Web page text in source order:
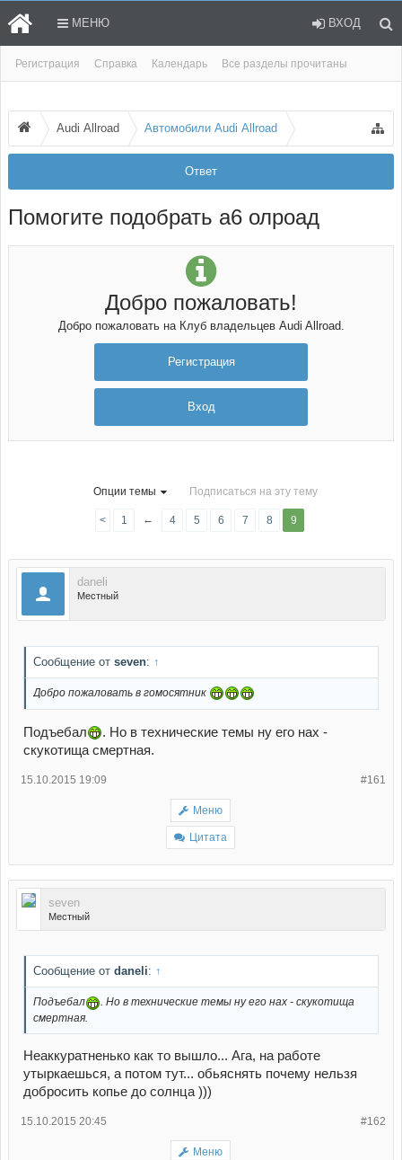
Регистрация Справка Календарь Все разделы прочитаны
МЕНЮ ВХОД
Ответ
Audi Allroad Автомобили Audi Allroad
Помогите подобрать а6 олроад
Добро пожаловать!
Добро пожаловать на Клуб владельцев Audi Allroad.
Регистрация
Вход
Опции темы Подписаться на эту тему
< 1 ← 4 5 6 7 8 9
daneli
Местный
Сообщение от seven: ↑
Добро пожаловать в гомосятник
Подъебал
. Но в технические темы ну его нах -
скукотища смертная.
#161
15.10.2015 19:09
Меню
Цитата
seven
Местный
Сообщение от daneli: ↑
Подъебал
. Но в технические темы ну его нах - скукотища
смертная.
Неаккуратненько как то вышло... Ага, на работе
утыркаешься, а потом тут... обьяснять почему нельзя
добросить копье до солнца )))
#162
15.10.2015 20:45
Меню